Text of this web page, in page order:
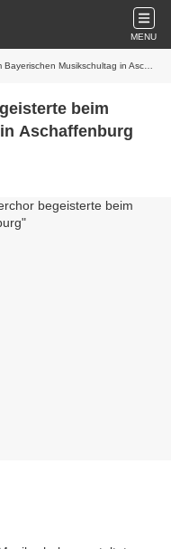
MENU
Musikschultag in Aschaffenburg
beim
Aschaffenburg